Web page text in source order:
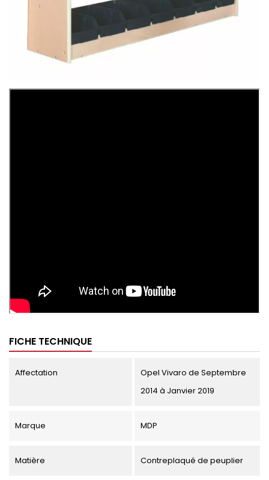
FICHE TECHNIQUE
Affectation
Opel Vivaro de Septembre
2014 à Janvier 2019
Marque MDP
Matière Contreplaqué de peuplier